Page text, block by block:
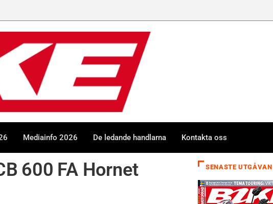
Mediainfo 2026 De ledande handlarna Kontakta oss
600 FA Hornet SENASTE UTGÅVAN